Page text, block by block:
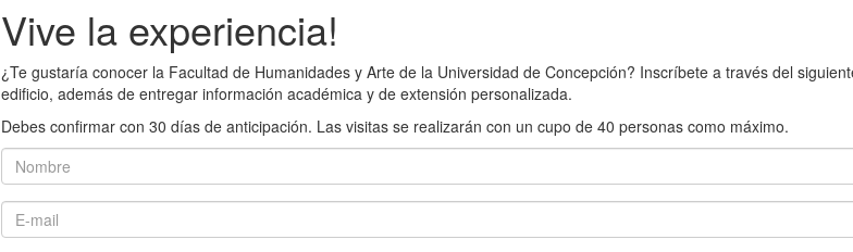
Vive la experiencia!
¿Te gustaría conocer la Facultad de Humanidades y Arte de la Universidad de Concepción? Inscríbete a través del
edificio, además de entregar información académica y de extensión personalizada.
Debes confirmar con 30 días de anticipación. Las visitas se realizarán con un cupo de 40 personas como máximo.
Nombre
E-mail